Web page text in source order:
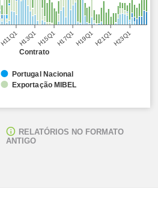
Contrato
H11Q1H13Q1H15Q1H17Q1H19Q1H21Q1H23Q1
Portugal Nacional
Exportação MIBEL
RELATÓRIOS NO FORMATO
ANTIGO